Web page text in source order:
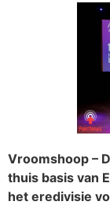
Vroomshoop –
thuis basis van
het eredivisie